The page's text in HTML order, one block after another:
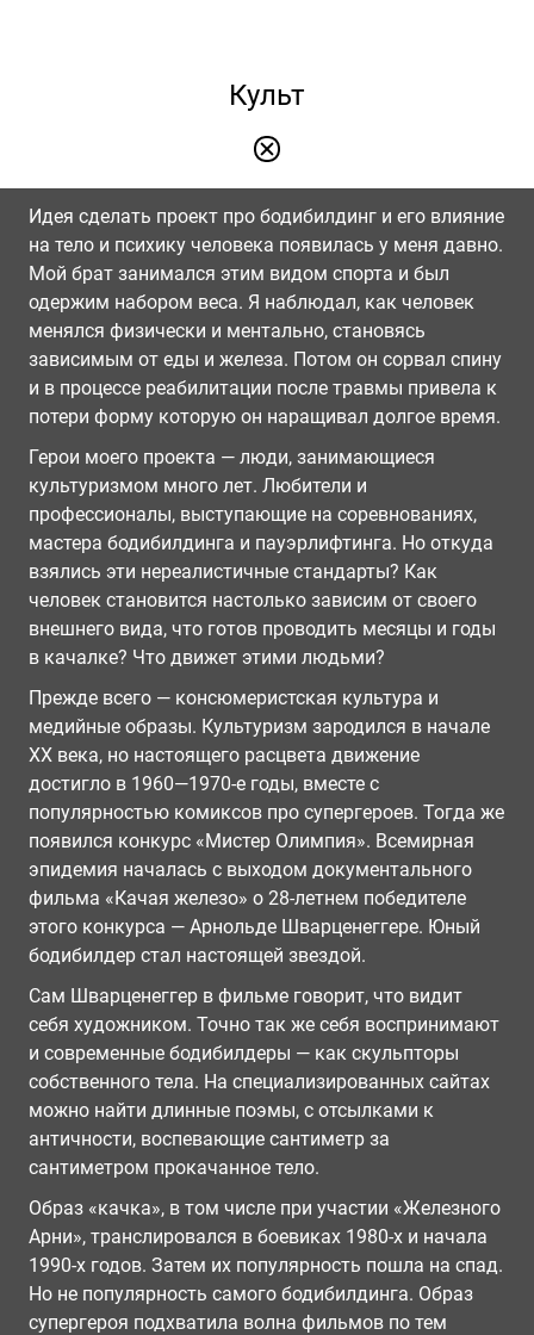
Культ
Идея сделать проект про бодибилдинг и его влияние
на тело и психику человека появилась у меня давно.
Мой брат занимался этим видом спорта и был
одержим набором веса. Я наблюдал, как человек
менялся физически и ментально, становясь
зависимым от еды и железа. Потом он сорвал спину
и в процессе реабилитации после травмы привела к
потери форму которую он наращивал долгое время.
Герои моего проекта — люди, занимающиеся
культуризмом много лет. Любители и
профессионалы, выступающие на соревнованиях,
мастера бодибилдинга и пауэрлифтинга. Но откуда
взялись эти нереалистичные стандарты? Как
человек становится настолько зависим от своего
внешнего вида, что готов проводить месяцы и годы
в качалке? Что движет этими людьми?
Прежде всего — консюмеристская культура и
медийные образы. Культуризм зародился в начале
ХХ века, но настоящего расцвета движение
достигло в 1960—1970-е годы, вместе с
популярностью комиксов про супергероев. Тогда же
появился конкурс «Мистер Олимпия». Всемирная
эпидемия началась с выходом документального
фильма «Качая железо» о 28-летнем победителе
этого конкурса — Арнольде Шварценеггере. Юный
бодибилдер стал настоящей звездой.
Сам Шварценеггер в фильме говорит, что видит
себя художником. Точно так же себя воспринимают
и современные бодибилдеры — как скульпторы
собственного тела. На специализированных сайтах
можно найти длинные поэмы, с отсылками к
античности, воспевающие сантиметр за
сантиметром прокачанное тело.
Образ «качка», в том числе при участии «Железного
Арни», транслировался в боевиках 1980-х и начала
1990-х годов. Затем их популярность пошла на спад.
Но не популярность самого бодибилдинга. Образ
супергероя подхватила волна фильмов по тем